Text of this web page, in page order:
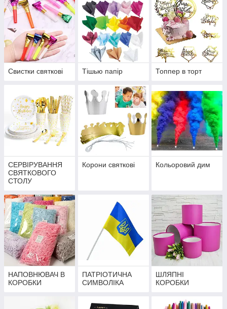
Свистки святкові Тішью папір Топпер в торт
СЕРВІРУВАННЯ
СВЯТКОВОГО
СТОЛУ
Корони святкові Кольоровий дим
НАПОВНЮВАЧ В
КОРОБКИ
ПАТРІОТИЧНА
СИМВОЛІКА
ШЛЯПНІ
КОРОБКИ